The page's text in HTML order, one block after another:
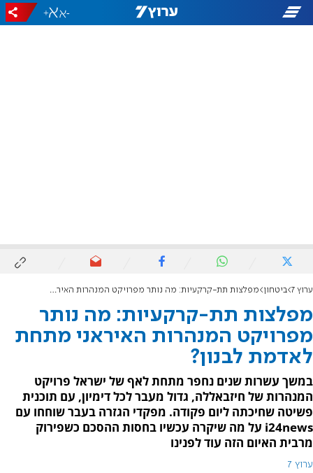
-
+
ערוץ 7 ביטחון מפלצות תת-קרקעיות: מה נותר מפרויקט המנהרות האיראני מתחת לאדמת לבנון?
מפלצות תת-קרקעיות: מה נותר
מפרויקט המנהרות האיראני מתחת
לאדמת לבנון?
במשך עשרות שנים נחפר מתחת לאף של ישראל פרויקט
המנהרות של חיזבאללה, גדול מעבר לכל דימיון, עם תוכנית
פשיטה שחיכתה ליום פקודה. מפקדי הגזרה בעבר שוחחו עם
i24news על מה שיקרה עכשיו בחסות ההסכם כשפירוק
מרבית האיום הזה עוד לפנינו
ערוץ 7